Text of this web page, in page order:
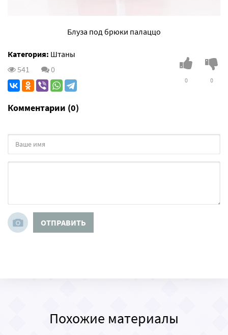
Блуза под брюки палаццо
Категория: Штаны
541
0
0 0
Комментарии (0)
ОТПРАВИТЬ
Похожие материалы